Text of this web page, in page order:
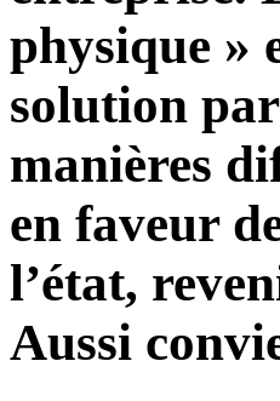
physique »
solution
manières
en faveur
l’état,
Aussi